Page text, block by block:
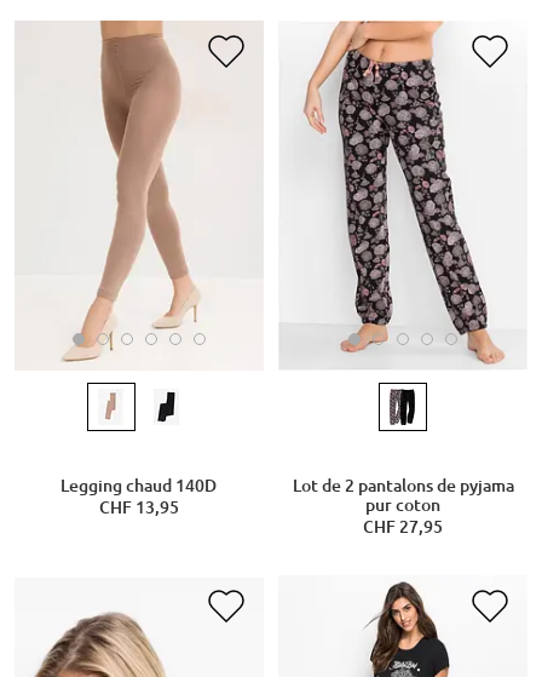
Legging chaud 140D
CHF 13,95
Lot de 2 pantalons de pyjama
pur coton
CHF 27,95